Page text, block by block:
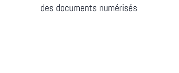
des documents numérisés